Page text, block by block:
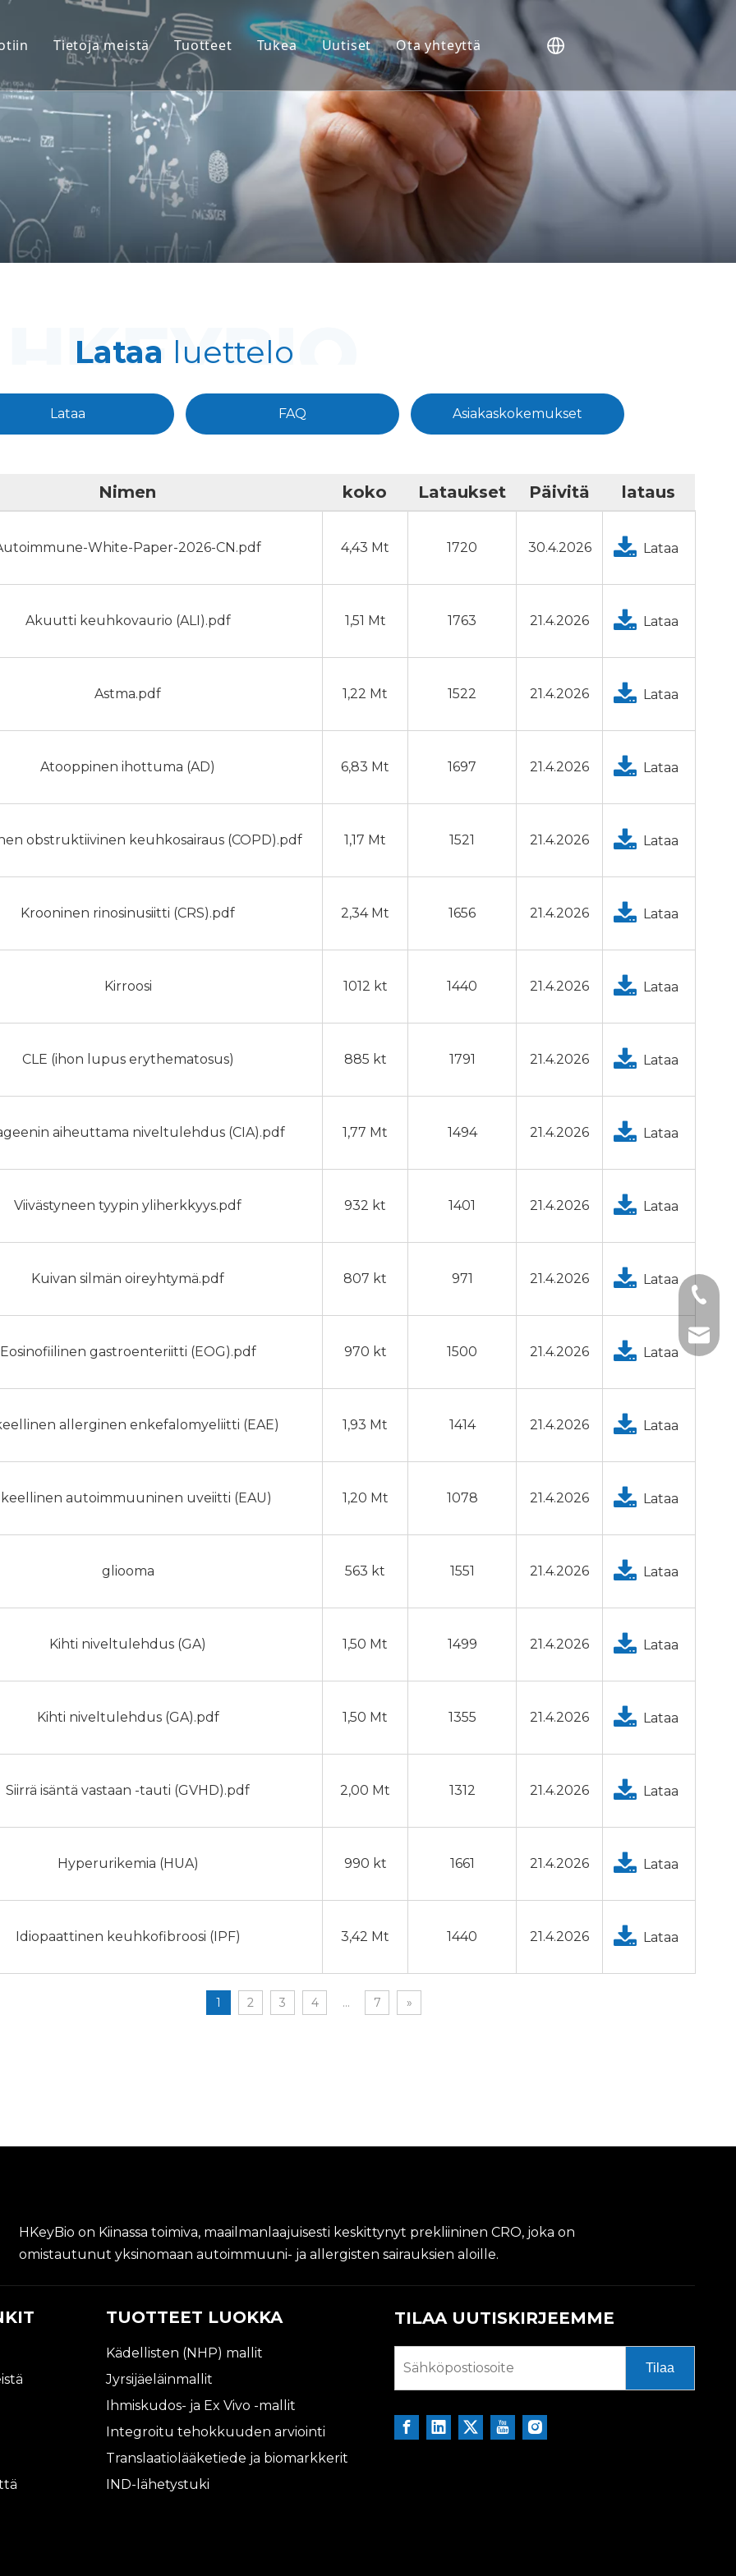
Tietoja meistä Tuotteet
Kädellisten (NHP) mallit
Jyrsijäeläinmallit
Ihmiskudos- ja Ex Vivo -mallit
Integroitu tehokkuuden arviointi
Translaatiolääketiede ja biomarkkerit
IND-lähetystuki
Tukea
Palvelu
FAQ
Asiakaskokemukset
Uutiset Ota yhteyttä
Lataa luettelo
Lataa FAQ Asiakaskokemukset
Nimen koko Lataukset Päivitä lataus
White-Paper-2026-CN.pdf 4,43 Mt 1720 30.4.2026 Lataa
Akuutti keuhkovaurio (ALI).pdf 1,51 Mt 1763 21.4.2026 Lataa
Astma.pdf 1,22 Mt 1522 21.4.2026 Lataa
Atooppinen ihottuma (AD) 6,83 Mt 1697 21.4.2026 Lataa
obstruktiivinen keuhkosairaus (COPD).pdf 1,17 Mt 1521 21.4.2026 Lataa
Krooninen rinosinusiitti (CRS).pdf 2,34 Mt 1656 21.4.2026 Lataa
Kirroosi 1012 kt 1440 21.4.2026 Lataa
CLE (ihon lupus erythematosus) 885 kt 1791 21.4.2026 Lataa
aiheuttama niveltulehdus (CIA).pdf 1,77 Mt 1494 21.4.2026 Lataa
Viivästyneen tyypin yliherkkyys.pdf 932 kt 1401 21.4.2026 Lataa
Kuivan silmän oireyhtymä.pdf 807 kt 971 21.4.2026 Lataa
Eosinofiilinen gastroenteriitti (EOG).pdf 970 kt 1500 21.4.2026 Lataa
allerginen enkefalomyeliitti (EAE) 1,93 Mt 1414 21.4.2026 Lataa
autoimmuuninen uveiitti (EAU) 1,20 Mt 1078 21.4.2026 Lataa
gliooma 563 kt 1551 21.4.2026 Lataa
Kihti niveltulehdus (GA) 1,50 Mt 1499 21.4.2026 Lataa
Kihti niveltulehdus (GA).pdf 1,50 Mt 1355 21.4.2026 Lataa
Siirrä isäntä vastaan ​​-tauti (GVHD).pdf 2,00 Mt 1312 21.4.2026 Lataa
Hyperurikemia (HUA) 990 kt 1661 21.4.2026 Lataa
Idiopaattinen keuhkofibroosi (IPF) 3,42 Mt 1440 21.4.2026 Lataa
1 2 3 4 ... 7 »
HKeyBio on Kiinassa toimiva, maailmanlaajuisesti keskittynyt prekliininen CRO, joka on
omistautunut yksinomaan autoimmuuni- ja allergisten sairauksien aloille.
+1
+86-
TUOTTEET LUOKKA
Kädellisten (NHP) mallit
Jyrsijäeläinmallit
Ihmiskudos- ja Ex Vivo -mallit
Integroitu tehokkuuden arviointi
Translaatiolääketiede ja biomarkkerit
IND-lähetystuki
TILAA UUTISKIRJEEMME
Tilaa